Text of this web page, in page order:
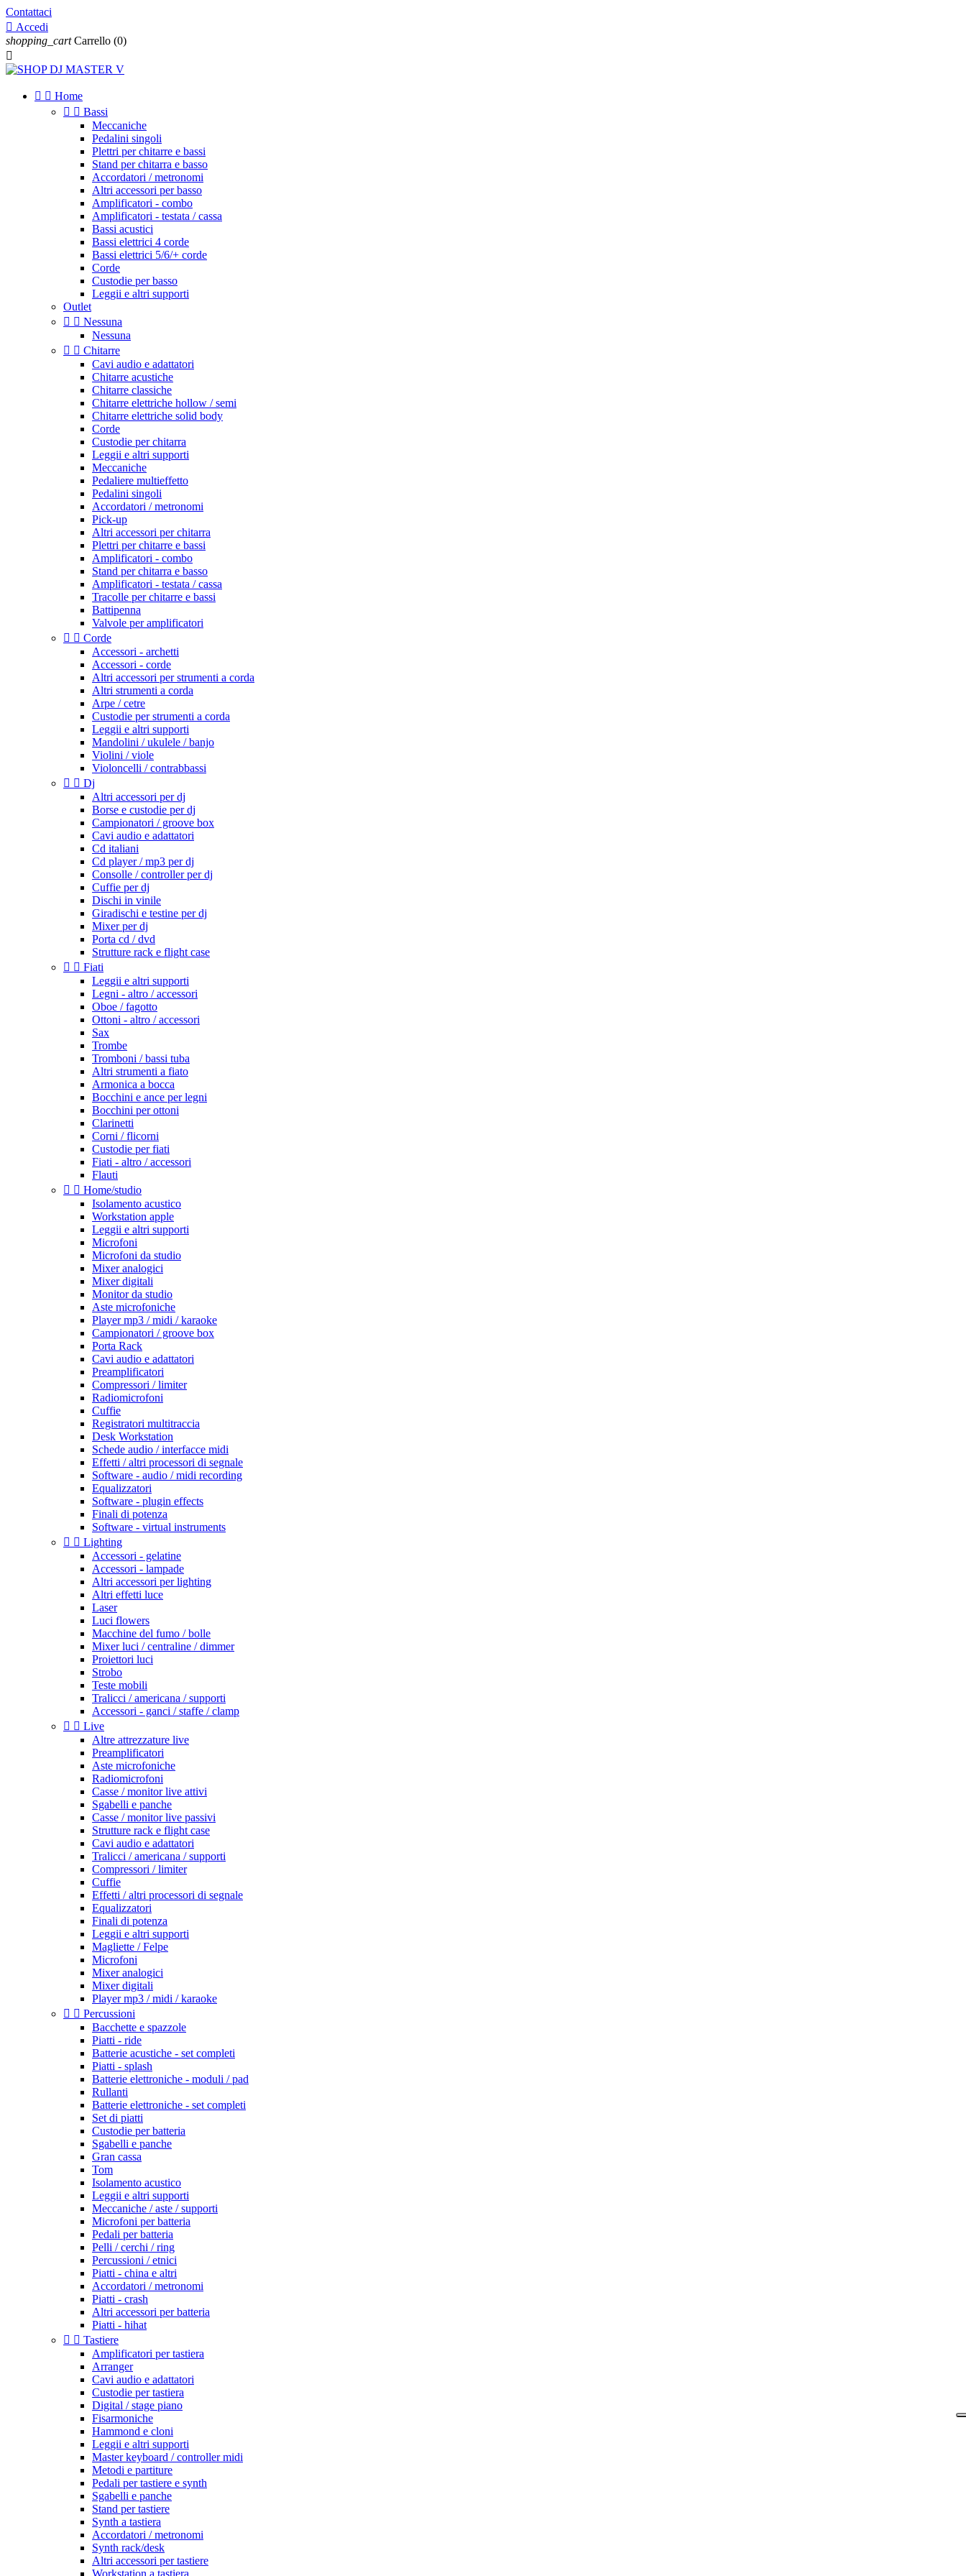
Contattaci
 Accedi
shopping_cart Carrello (0)

  Home
  Bassi
Meccaniche
Pedalini singoli
Plettri per chitarre e bassi
Stand per chitarra e basso
Accordatori / metronomi
Altri accessori per basso
Amplificatori - combo
Amplificatori - testata / cassa
Bassi acustici
Bassi elettrici 4 corde
Bassi elettrici 5/6/+ corde
Corde
Custodie per basso
Leggii e altri supporti
Outlet
  Nessuna
Nessuna
  Chitarre
Cavi audio e adattatori
Chitarre acustiche
Chitarre classiche
Chitarre elettriche hollow / semi
Chitarre elettriche solid body
Corde
Custodie per chitarra
Leggii e altri supporti
Meccaniche
Pedaliere multieffetto
Pedalini singoli
Accordatori / metronomi
Pick-up
Altri accessori per chitarra
Plettri per chitarre e bassi
Amplificatori - combo
Stand per chitarra e basso
Amplificatori - testata / cassa
Tracolle per chitarre e bassi
Battipenna
Valvole per amplificatori
  Corde
Accessori - archetti
Accessori - corde
Altri accessori per strumenti a corda
Altri strumenti a corda
Arpe / cetre
Custodie per strumenti a corda
Leggii e altri supporti
Mandolini / ukulele / banjo
Violini / viole
Violoncelli / contrabbassi
  Dj
Altri accessori per dj
Borse e custodie per dj
Campionatori / groove box
Cavi audio e adattatori
Cd italiani
Cd player / mp3 per dj
Consolle / controller per dj
Cuffie per dj
Dischi in vinile
Giradischi e testine per dj
Mixer per dj
Porta cd / dvd
Strutture rack e flight case
  Fiati
Leggii e altri supporti
Legni - altro / accessori
Oboe / fagotto
Ottoni - altro / accessori
Sax
Trombe
Tromboni / bassi tuba
Altri strumenti a fiato
Armonica a bocca
Bocchini e ance per legni
Bocchini per ottoni
Clarinetti
Corni / flicorni
Custodie per fiati
Fiati - altro / accessori
Flauti
  Home/studio
Isolamento acustico
Workstation apple
Leggii e altri supporti
Microfoni
Microfoni da studio
Mixer analogici
Mixer digitali
Monitor da studio
Aste microfoniche
Player mp3 / midi / karaoke
Campionatori / groove box
Porta Rack
Cavi audio e adattatori
Preamplificatori
Compressori / limiter
Radiomicrofoni
Cuffie
Registratori multitraccia
Desk Workstation
Schede audio / interfacce midi
Effetti / altri processori di segnale
Software - audio / midi recording
Equalizzatori
Software - plugin effects
Finali di potenza
Software - virtual instruments
  Lighting
Accessori - gelatine
Accessori - lampade
Altri accessori per lighting
Altri effetti luce
Laser
Luci flowers
Macchine del fumo / bolle
Mixer luci / centraline / dimmer
Proiettori luci
Strobo
Teste mobili
Tralicci / americana / supporti
Accessori - ganci / staffe / clamp
  Live
Altre attrezzature live
Preamplificatori
Aste microfoniche
Radiomicrofoni
Casse / monitor live attivi
Sgabelli e panche
Casse / monitor live passivi
Strutture rack e flight case
Cavi audio e adattatori
Tralicci / americana / supporti
Compressori / limiter
Cuffie
Effetti / altri processori di segnale
Equalizzatori
Finali di potenza
Leggii e altri supporti
Magliette / Felpe
Microfoni
Mixer analogici
Mixer digitali
Player mp3 / midi / karaoke
  Percussioni
Bacchette e spazzole
Piatti - ride
Batterie acustiche - set completi
Piatti - splash
Batterie elettroniche - moduli / pad
Rullanti
Batterie elettroniche - set completi
Set di piatti
Custodie per batteria
Sgabelli e panche
Gran cassa
Tom
Isolamento acustico
Leggii e altri supporti
Meccaniche / aste / supporti
Microfoni per batteria
Pedali per batteria
Pelli / cerchi / ring
Percussioni / etnici
Piatti - china e altri
Accordatori / metronomi
Piatti - crash
Altri accessori per batteria
Piatti - hihat
  Tastiere
Amplificatori per tastiera
Arranger
Cavi audio e adattatori
Custodie per tastiera
Digital / stage piano
Fisarmoniche
Hammond e cloni
Leggii e altri supporti
Master keyboard / controller midi
Metodi e partiture
Pedali per tastiere e synth
Sgabelli e panche
Stand per tastiere
Synth a tastiera
Accordatori / metronomi
Synth rack/desk
Altri accessori per tastiere
Workstation a tastiera